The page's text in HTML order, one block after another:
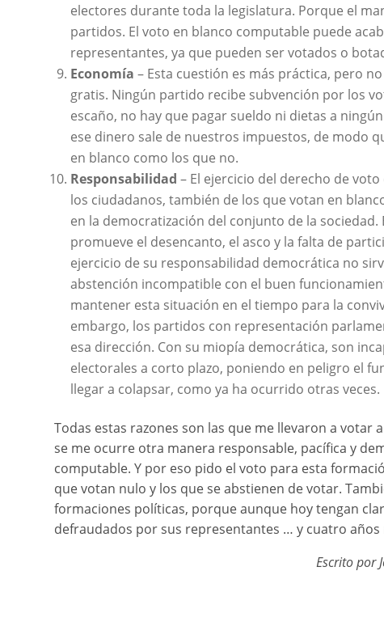
electores durante toda la legislatura. Porque el
partidos. El voto en blanco computable puede
representantes, ya que pueden ser votados o
Economía – Esta cuestión es más práctica, pero
gratis. Ningún partido recibe subvención por los
escaño, no hay que pagar sueldo ni dietas a
ese dinero sale de nuestros impuestos, de modo
en blanco como los que no.
Responsabilidad – El ejercicio del derecho de
los ciudadanos, también de los que votan en
en la democratización del conjunto de la
promueve el desencanto, el asco y la falta de
ejercicio de su responsabilidad democrática no
abstención incompatible con el buen
mantener esta situación en el tiempo para la
embargo, los partidos con representación
esa dirección. Con su miopía democrática, son
electorales a corto plazo, poniendo en peligro el
llegar a colapsar, como ya ha ocurrido otras veces.
Todas estas razones son las que me llevaron a votar
se me ocurre otra manera responsable, pacífica y
computable. Y por eso pido el voto para esta
que votan nulo y los que se abstienen de votar.
formaciones políticas, porque aunque hoy tengan
defraudados por sus representantes … y cuatro años
Escrito por